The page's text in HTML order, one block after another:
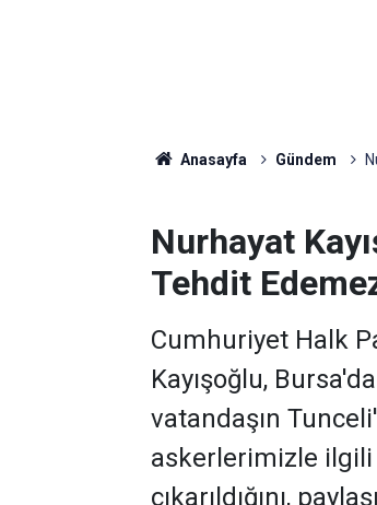
Anasayfa Gündem
Nurhayat
Tehdit
Cumhuriyet Halk
Kayışoğlu,
vatandaşın
askerlerimizle ilgili
çıkarıldığını,